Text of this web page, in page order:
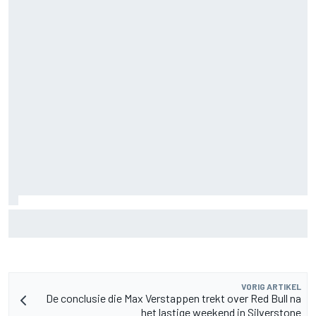
VORIG ARTIKEL
De conclusie die Max Verstappen trekt over Red Bull na
het lastige weekend in Silverstone